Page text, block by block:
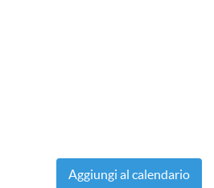
Aggiungi al calendario